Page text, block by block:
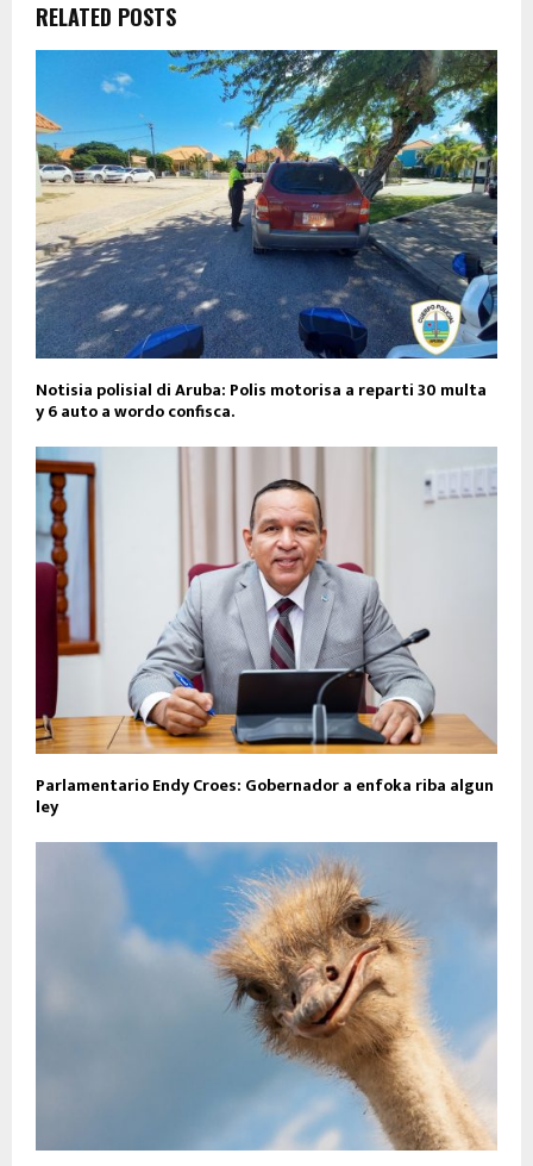
RELATED POSTS
Notisia polisial di Aruba: Polis motorisa a reparti 30 multa
y 6 auto a wordo confisca.
Parlamentario Endy Croes: Gobernador a enfoka riba algun
ley